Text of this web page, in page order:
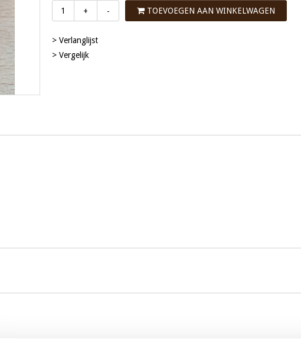
+ - TOEVOEGEN AAN WINKELWAGEN
> Verlanglijst
> Vergelijk